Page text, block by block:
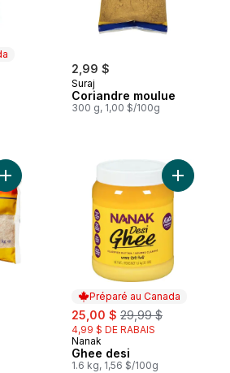
2,99 $
Suraj
Coriandre moulue
300 g, 1,00 $/100g
Ajouter Riz basmati vieilli au panier
Préparé au Canada
sale:
25,00 $ , formerly:
29,99 $
4,99 $ DE RABAIS
Préparé au Canada
Nanak
Ghee desi
1.6 kg, 1,56 $/100g
Ajouter